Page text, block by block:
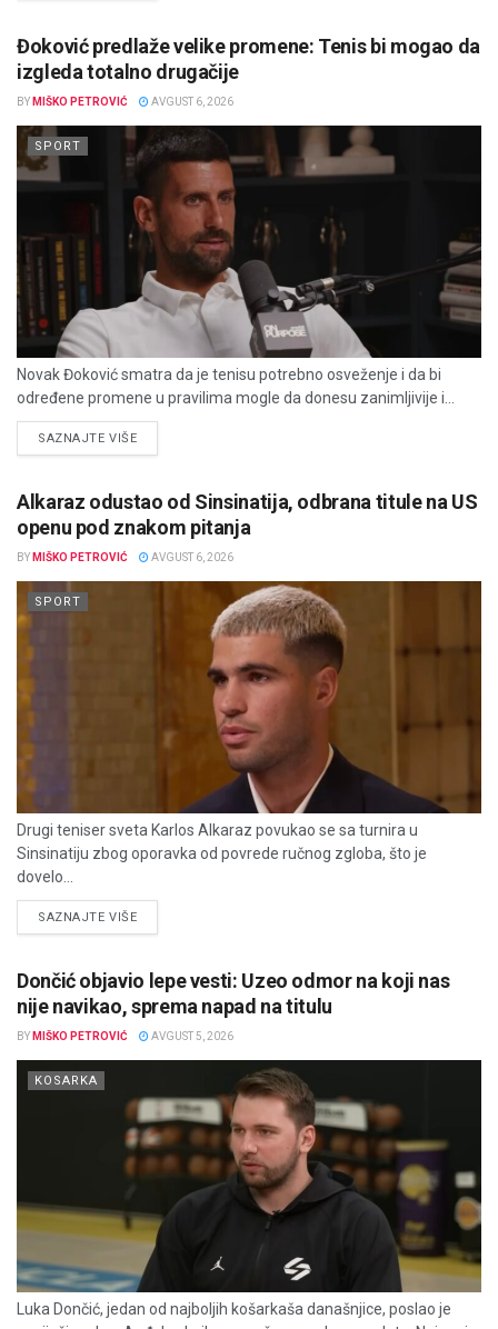
Đoković predlaže velike promene: Tenis bi mogao da
izgleda totalno drugačije
BY MIŠKO PETROVIĆ AVGUST 6, 2026
SPORT
Novak Đoković smatra da je tenisu potrebno osveženje i da bi
određene promene u pravilima mogle da donesu zanimljivije i...
SAZNAJTE VIŠEDETAILS
Alkaraz odustao od Sinsinatija, odbrana titule na US
openu pod znakom pitanja
BY MIŠKO PETROVIĆ AVGUST 6, 2026
SPORT
Drugi teniser sveta Karlos Alkaraz povukao se sa turnira u
Sinsinatiju zbog oporavka od povrede ručnog zgloba, što je
dovelo...
SAZNAJTE VIŠEDETAILS
Dončić objavio lepe vesti: Uzeo odmor na koji nas
nije navikao, sprema napad na titulu
BY MIŠKO PETROVIĆ AVGUST 5, 2026
KOSARKA
Luka Dončić, jedan od najboljih košarkaša današnjice, poslao je